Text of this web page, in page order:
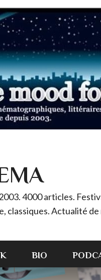
4000 articles.
classiques. Actualité
BIO